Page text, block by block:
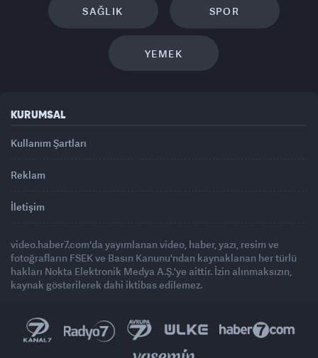
SAĞLIK SPOR
YEMEK
KURUMSAL
Kullanım Şartları
Reklam
İletişim
video.haber7.com'da yayımlanan video, haber, yazı, resim ve
fotoğrafların FSEK ve Basın Kanunu'ndan kaynaklanan her türlü
hakları Nokta Elektronik Medya A.Ş.'ye aittir. İzin alınmaksızın,
kaynak gösterilerek dahi iktibas edilemez.